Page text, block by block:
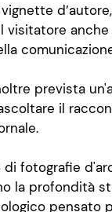
visitatore
prevista
il
fotografie
la profondità
pensato